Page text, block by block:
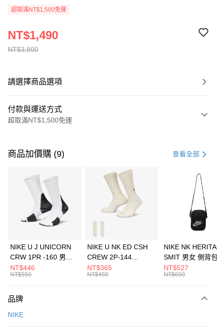
超取滿NT$1,500免運
NT$3,800
NT$1,490
請選擇商品選項
付款與運送方式
超取滿NT$1,500免運
信用卡一次付款
3 期 0 利率 每期 21家銀行
合作金庫商業銀行
第一商業銀行
華南商業銀行
彰化商業銀行
上海商業儲蓄銀行
元大商業銀行
台灣樂天信用卡公司
Apple Pay
全盈+PAY
AFTEE先享後付
【關於「AFTEE先享後付」】
便利好安心！
運送方式
商品加價購 (9) 查看全部
NIKE U J UNICORN
CRW 1PR -160 男女
中統襪 FZ3393100
NT$446
NT$550
NIKE U NK ED CSH
CREW 2P-144
EMBRDY 男女 短統襪
FZ3073133
NT$365
NT$450
NIKE NK
SMIT 男女 側背
BA5871010
NT$527
NT$650
品牌
NIKE